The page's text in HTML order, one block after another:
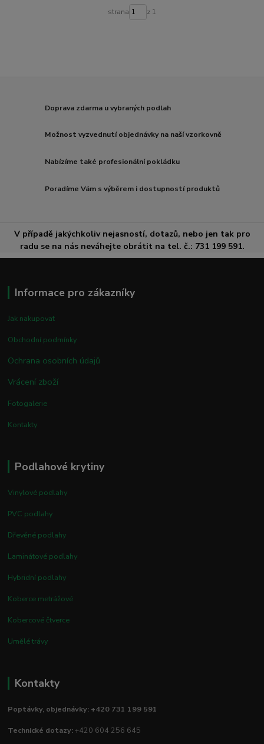
strana z 1
Doprava zdarma u vybraných podlah
Možnost vyzvednutí objednávky na naší vzorkovně
Nabízíme také profesionální pokládku
Poradíme Vám s výběrem i dostupností produktů
V případě jakýchkoliv nejasností, dotazů, nebo jen tak pro
radu se na nás neváhejte obrátit na tel. č.: 731 199 591.
Informace pro zákazníky
Jak nakupovat
Obchodní podmínky
Ochrana osobních údajů
Vrácení zboží
Fotogalerie
Kontakty
Podlahové krytiny
Vinylové podlahy
PVC podlahy
Dřevěné podlahy
Laminátové podlahy
Hybridní podlahy
Koberce metrážové
Kobercové čtverce
Umělé trávy
Kontakty
Poptávky, objednávky: +420 731 199 591
Technické dotazy:+420 604 256 645